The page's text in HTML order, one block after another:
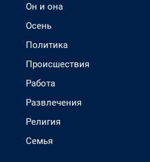
Он и она
Осень
Политика
Происшествия
Работа
Развлечения
Религия
Семья